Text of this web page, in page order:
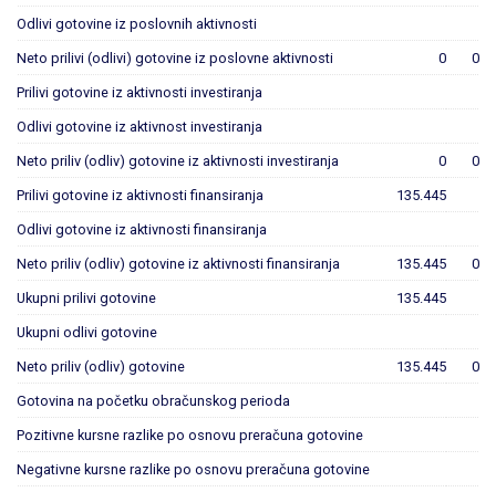
Odlivi gotovine iz poslovnih aktivnosti
Neto prilivi (odlivi) gotovine iz poslovne aktivnosti 0 0
Prilivi gotovine iz aktivnosti investiranja
Odlivi gotovine iz aktivnost investiranja
Neto priliv (odliv) gotovine iz aktivnosti investiranja 0 0
Prilivi gotovine iz aktivnosti finansiranja 135.445
Odlivi gotovine iz aktivnosti finansiranja
Neto priliv (odliv) gotovine iz aktivnosti finansiranja 135.445 0
Ukupni prilivi gotovine 135.445
Ukupni odlivi gotovine
Neto priliv (odliv) gotovine 135.445 0
Gotovina na početku obračunskog perioda
Pozitivne kursne razlike po osnovu preračuna gotovine
Negativne kursne razlike po osnovu preračuna gotovine